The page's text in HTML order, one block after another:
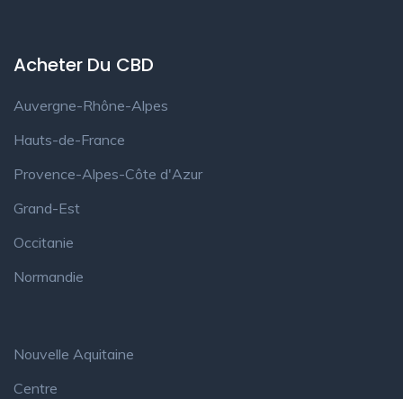
Acheter Du CBD
Auvergne-Rhône-Alpes
Hauts-de-France
Provence-Alpes-Côte d'Azur
Grand-Est
Occitanie
Normandie
Nouvelle Aquitaine
Centre